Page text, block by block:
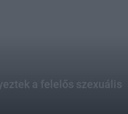
a felelős szexuális